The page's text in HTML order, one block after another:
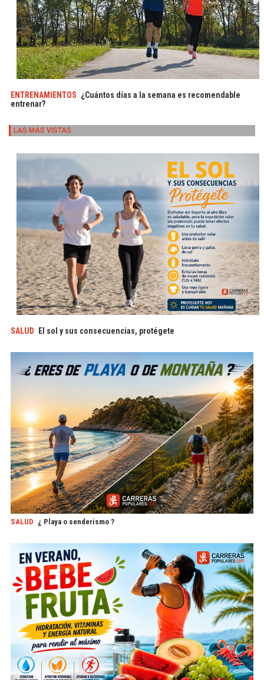
ENTRENAMIENTOS ¿Cuántos días a la semana es recomendable
entrenar?
LAS MÁS VISTAS
SALUD El sol y sus consecuencias, protégete
SALUD ¿ Playa o senderismo ?